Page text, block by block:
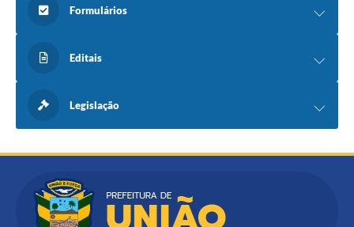
Formulários
Editais
Legislação